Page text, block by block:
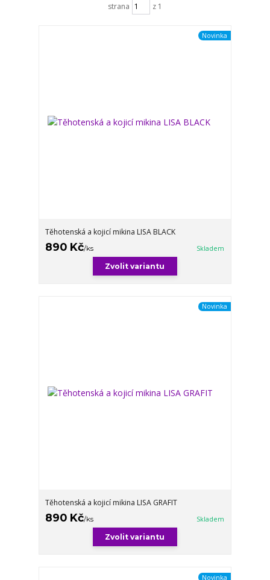
strana
z 1
Novinka
Těhotenská a kojicí mikina LISA BLACK
890 Kč/ks Skladem
Zvolit variantu
Novinka
Těhotenská a kojicí mikina LISA GRAFIT
890 Kč/ks Skladem
Zvolit variantu
Novinka